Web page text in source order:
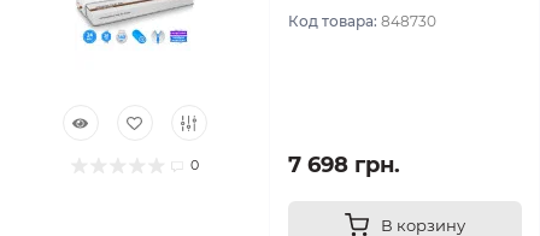
0
Код товара: 848730
7 698 грн.
В корзину